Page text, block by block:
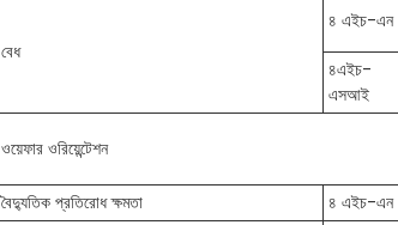
বেধ
৪ এইচ-এন
৪এইচ-
এসআই
ওয়েফার ওরিয়েন্টেশন
বৈদ্যুতিক প্রতিরোধ ক্ষমতা
৪ এইচ-এন